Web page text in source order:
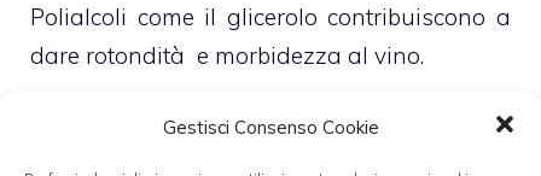
Gestisci Consenso Cookie
Polialcoli come il glicerolo contribuiscono a
dare rotondità e morbidezza al vino.
La classificazione in questo caso è fatta
secondo questi criteri: